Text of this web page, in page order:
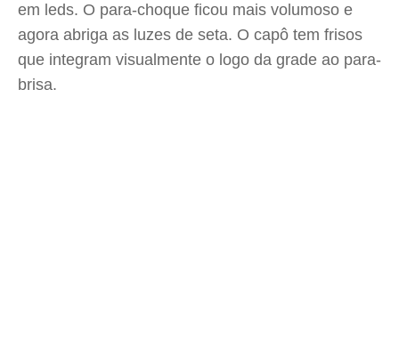
em leds. O para-choque ficou mais volumoso e
agora abriga as luzes de seta. O capô tem frisos
que integram visualmente o logo da grade ao para-
brisa.